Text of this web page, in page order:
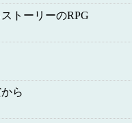
トーリーのRPG
ら